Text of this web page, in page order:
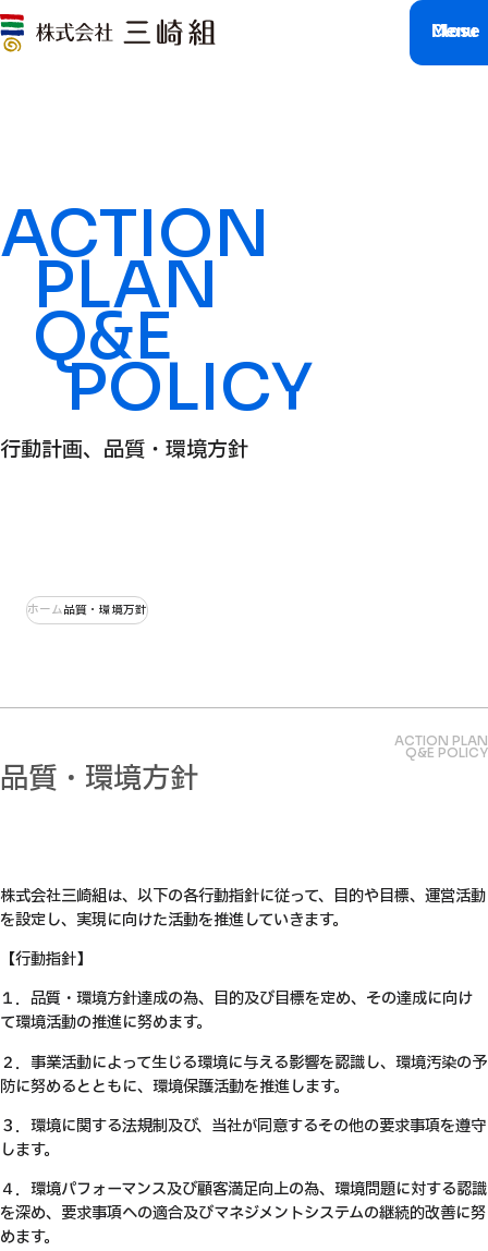
Menu
Close
ACTION
PLAN
Q&E
POLICY
行動計画、品質・環境方針
ホーム品質・環境方針
ACTION PLAN
Q&E POLICY
品質・環境方針
株式会社三崎組は、以下の各行動指針に従って、目的や目標、運営活動
を設定し、実現に向けた活動を推進していきます。
【行動指針】
１．品質・環境方針達成の為、目的及び目標を定め、その達成に向け
て環境活動の推進に努めます。
２．事業活動によって生じる環境に与える影響を認識し、環境汚染の予
防に努めるとともに、環境保護活動を推進します。
３．環境に関する法規制及び、当社が同意するその他の要求事項を遵守
します。
４．環境パフォーマンス及び顧客満足向上の為、環境問題に対する認識
を深め、要求事項への適合及びマネジメントシステムの継続的改善に努
めます。